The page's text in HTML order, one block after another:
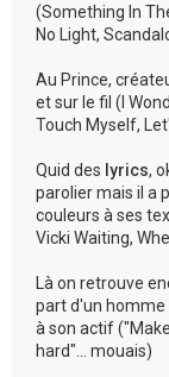
(Something In
No Light,
Au Prince,
et sur le fil (I
Touch Myself,
Quid des lyrics,
parolier mais il a
couleurs à ses
Vicki Waiting,
Là on retrouve
part d'un homme
à son actif
hard"... mouais)